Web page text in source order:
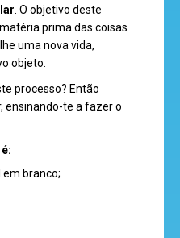
jogos
. O objetivo deste
prima das coisas
uma nova vida,
objeto.
processo? Então
ensinando-te a fazer o
branco;